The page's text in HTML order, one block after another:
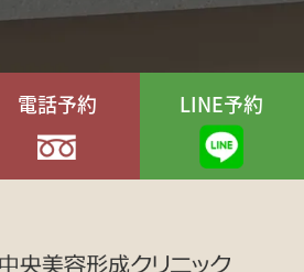
電話予約 LINE予約